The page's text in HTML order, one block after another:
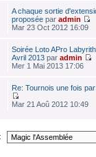
A chaque sortie
proposéepar admin
Mar 23 Oct 2012 16:09
Soirée Loto APro
Avril 2013par admin
Mer 1 Mai 2013 17:06
Re: Tournois une fois
Mar 21 Aoû 2012 10:49